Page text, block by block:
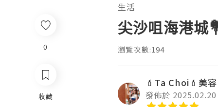
0
收藏
生活
尖沙咀海港
瀏覽次數:194
💄Ta Choi💄美
發佈於 2025.02.20